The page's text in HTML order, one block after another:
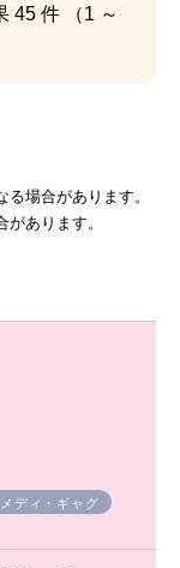
45 件 （1 ～
場合があります。
あります。
ディ・ギャグ